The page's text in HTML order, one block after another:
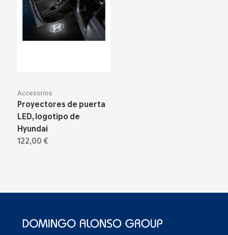
Accesorios
Proyectores de puerta
LED, logotipo de
Hyundai
122,00 €